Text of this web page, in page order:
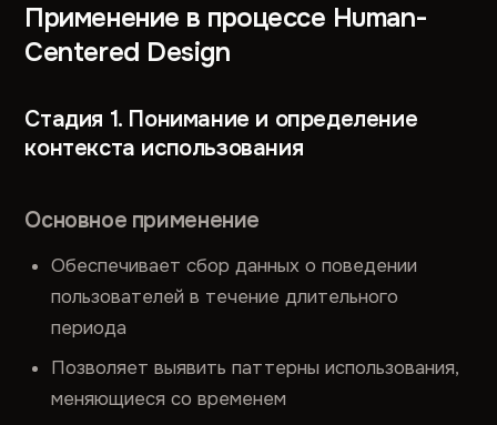
Применение в процессе Human-
Centered Design
Стадия 1. Понимание и определение
контекста использования
Основное применение
Обеспечивает сбор данных о поведении
пользователей в течение длительного
периода
Позволяет выявить паттерны использования,
меняющиеся со временем